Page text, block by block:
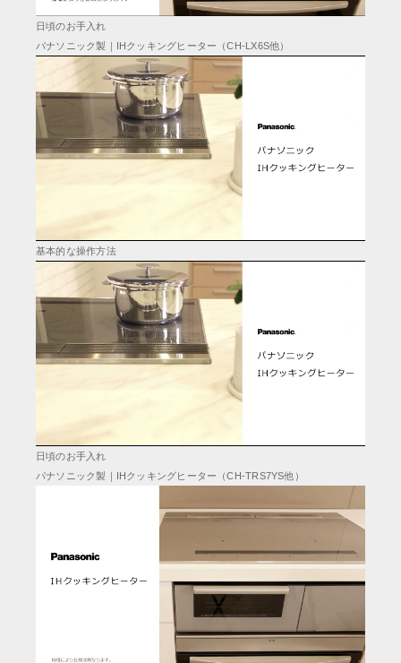
日頃のお手入れ
パナソニック製｜IHクッキングヒーター（CH-LX6S他）
基本的な操作方法
日頃のお手入れ
パナソニック製｜IHクッキングヒーター（CH-TRS7YS他）